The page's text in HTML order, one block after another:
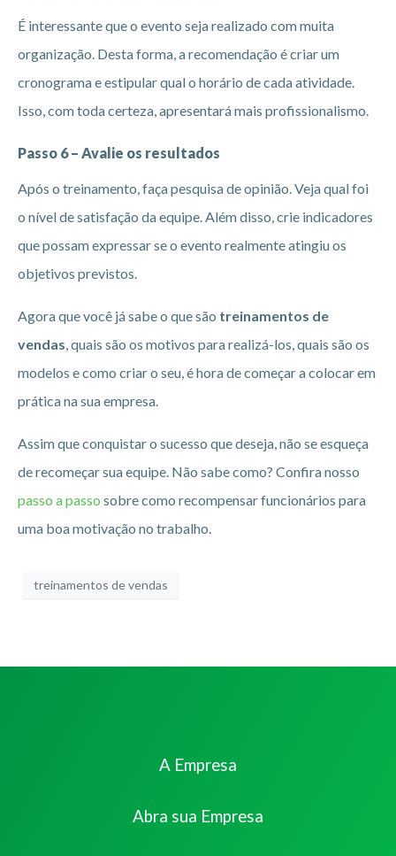
É interessante que o evento seja realizado com muita
organização. Desta forma, a recomendação é criar um
cronograma e estipular qual o horário de cada atividade.
Isso, com toda certeza, apresentará mais profissionalismo.
Passo 6 – Avalie os resultados
Após o treinamento, faça pesquisa de opinião. Veja qual foi
o nível de satisfação da equipe. Além disso, crie indicadores
que possam expressar se o evento realmente atingiu os
objetivos previstos.
Agora que você já sabe o que são treinamentos de
vendas, quais são os motivos para realizá-los, quais são os
modelos e como criar o seu, é hora de começar a colocar em
prática na sua empresa.
Assim que conquistar o sucesso que deseja, não se esqueça
de recomeçar sua equipe. Não sabe como? Confira nosso
passo a passo sobre como recompensar funcionários para
uma boa motivação no trabalho.
treinamentos de vendas
A Empresa
Abra sua Empresa